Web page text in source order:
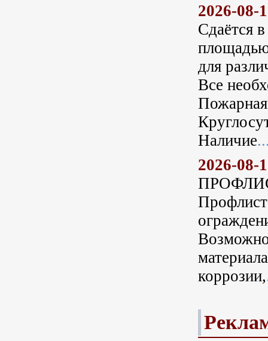
2026-08-
Сдаётся
для
Все
Пожарная
Наличие
2026-08-
Возможно
коррозии,